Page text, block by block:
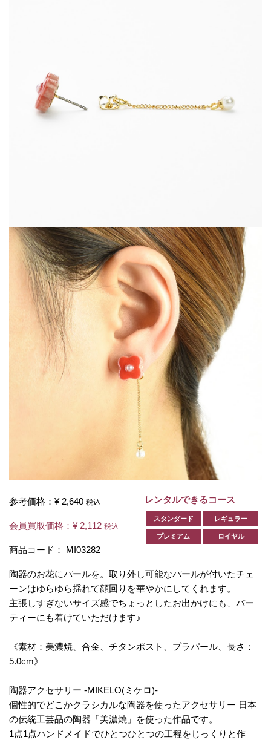
参考価格： ¥ 2,640 税込
会員買取価格： ¥ 2,112 税込
商品コード： MI03282
レンタルできるコース
スタンダード レギュラー
プレミアム ロイヤル
陶器のお花にパールを。取り外し可能なパールが付いたチェ
ーンはゆらゆら揺れて顔回りを華やかにしてくれます。
主張しすぎないサイズ感でちょっとしたお出かけにも、パー
ティーにも着けていただけます♪
《素材：美濃焼、合金、チタンポスト、プラパール、長さ：
5.0cm》
陶器アクセサリー -MIKELO(ミケロ)-
個性的でどこかクラシカルな陶器を使ったアクセサリー 日本
の伝統工芸品の陶器「美濃焼」を使った作品です。
1点1点ハンドメイドでひとつひとつの工程をじっくりと作